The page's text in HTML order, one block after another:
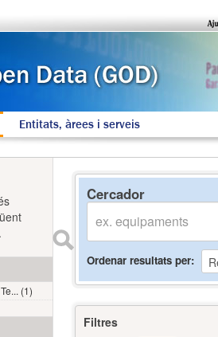
Entitats, àrees i serveis
Cercador
Ordenar resultats per
Filtres
(1)